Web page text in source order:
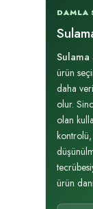
DAMLA
Sulama
ürün
daha
olur.
olan
kontrolü,
ürün